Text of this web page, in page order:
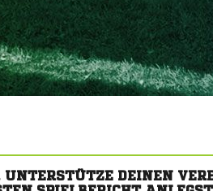
UNTERSTÜTZE DEINEN